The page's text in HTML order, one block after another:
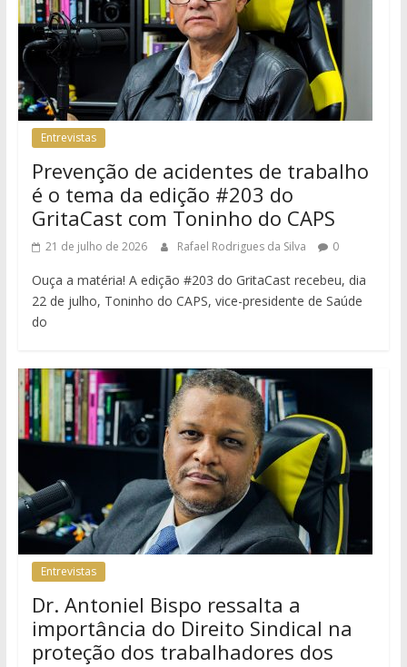
Entrevistas
Prevenção de acidentes de trabalho
é o tema da edição #203 do
GritaCast com Toninho do CAPS
21 de julho de 2026 Rafael Rodrigues da Silva 0
Ouça a matéria! A edição #203 do GritaCast recebeu, dia
22 de julho, Toninho do CAPS, vice-presidente de Saúde
do
Entrevistas
Dr. Antoniel Bispo ressalta a
importância do Direito Sindical na
proteção dos trabalhadores dos